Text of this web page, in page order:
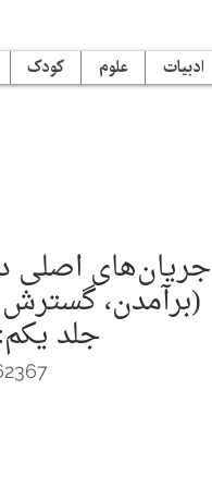
ادبیات علوم کودک
جریان‌های اصلی
(برآمدن،
جلد